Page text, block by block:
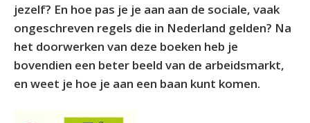
jezelf? En hoe pas je je aan aan de sociale, vaak
ongeschreven regels die in Nederland gelden? Na
het doorwerken van deze boeken heb je
bovendien een beter beeld van de arbeidsmarkt,
en weet je hoe je aan een baan kunt komen.